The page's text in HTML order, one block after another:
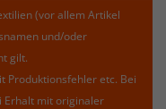
(vor allem Artikel
und/oder
gilt.
Produktionsfehler etc. Bei
Erhalt mit originaler